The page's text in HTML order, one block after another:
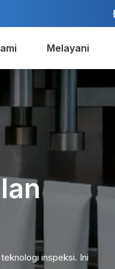
Melayani
inspeksi. Ini